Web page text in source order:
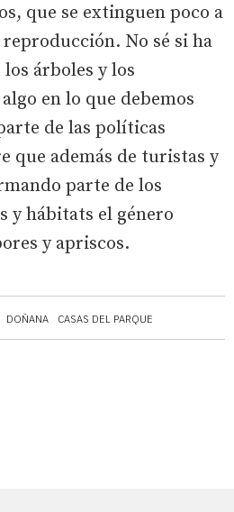
DOÑANA CASAS DEL PARQUE
que se extinguen poco a
No sé si ha
árboles y los
en lo que debemos
de las políticas
que además de turistas y
parte de los
y hábitats el género
y apriscos.